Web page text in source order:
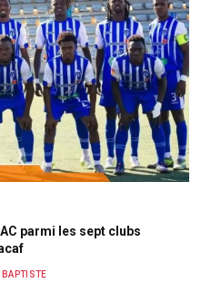
parmi les sept clubs
BAPTISTE